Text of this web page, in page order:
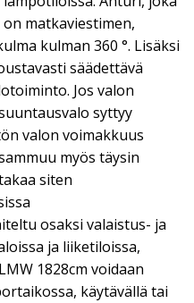
matkaviestimen,
kulman 360 °. Lisäksi
säädettävä
Jos valon
syttyy
valon voimakkuus
myös täysin
siten
osaksi valaistus- ja
ja liiketiloissa,
1828cm voidaan
käytävällä tai